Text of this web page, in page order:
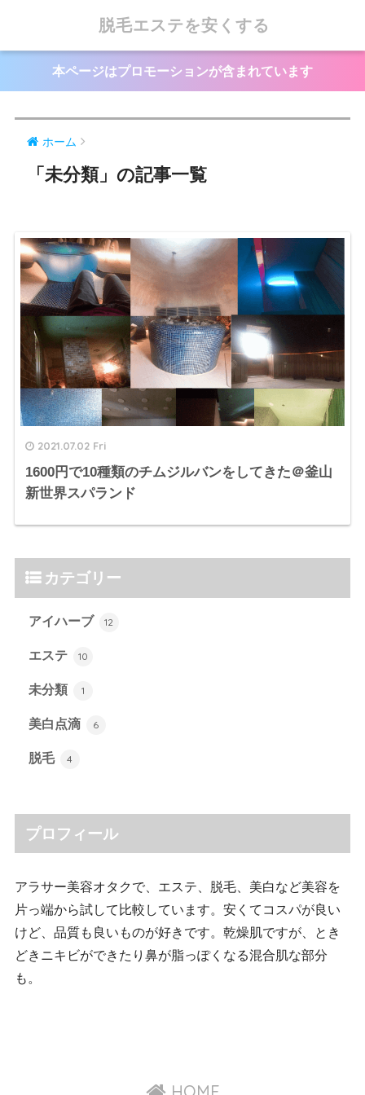
脱毛エステを安くする
本ページはプロモーションが含まれています
ホーム
「未分類」の記事一覧
2021.07.02 Fri
1600円で10種類のチムジルバンをしてきた＠釜山
新世界スパランド
カテゴリー
アイハーブ 12
エステ 10
未分類 1
美白点滴 6
脱毛 4
プロフィール
アラサー美容オタクで、エステ、脱毛、美白など美容を
片っ端から試して比較しています。安くてコスパが良い
けど、品質も良いものが好きです。乾燥肌ですが、とき
どきニキビができたり鼻が脂っぽくなる混合肌な部分
も。